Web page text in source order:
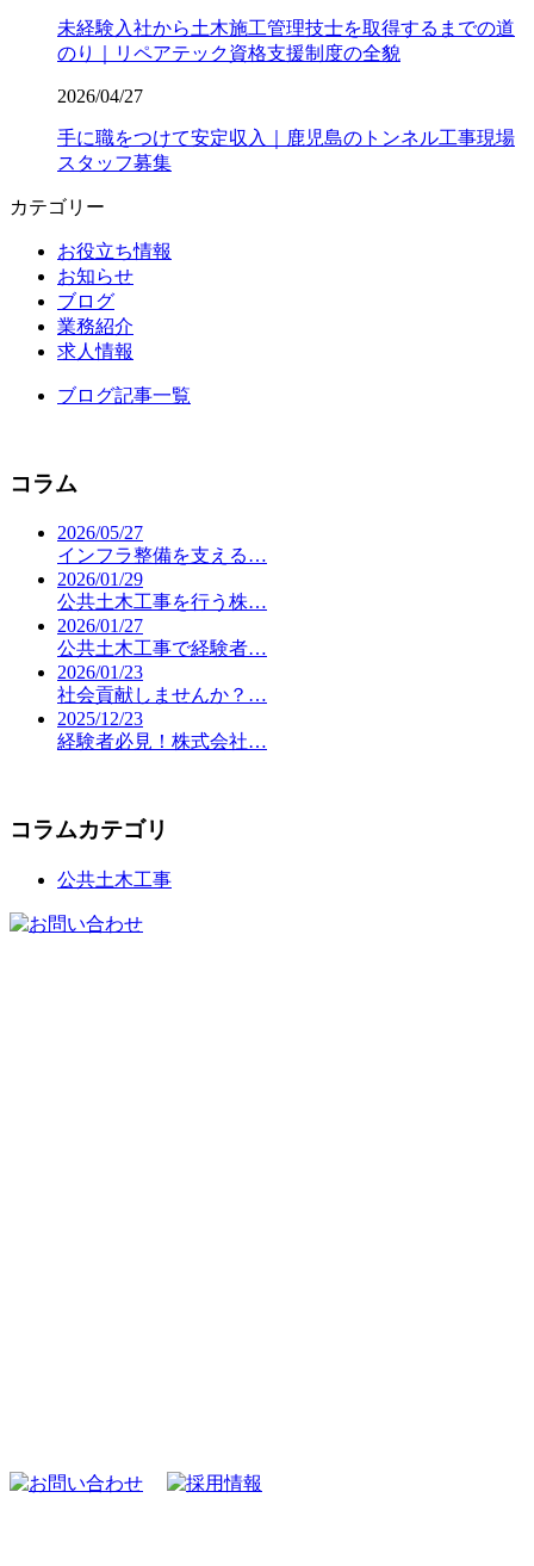
未経験入社から土木施工管理技士を取得するまでの道
のり｜リペアテック資格支援制度の全貌
2026/04/27
手に職をつけて安定収入｜鹿児島のトンネル工事現場
スタッフ募集
カテゴリー
お役立ち情報
お知らせ
ブログ
業務紹介
求人情報
ブログ記事一覧
コラム
2026/05/27
インフラ整備を支える…
2026/01/29
公共土木工事を行う株…
2026/01/27
公共土木工事で経験者…
2026/01/23
社会貢献しませんか？…
2025/12/23
経験者必見！株式会社…
コラムカテゴリ
公共土木工事